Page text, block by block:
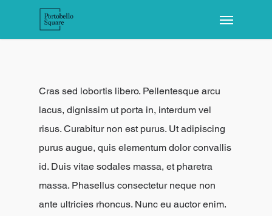
Cras sed lobortis libero. Pellentesque arcu
lacus, dignissim ut porta in, interdum vel
risus. Curabitur non est purus. Ut adipiscing
purus augue, quis elementum dolor convallis
id. Duis vitae sodales massa, et pharetra
massa. Phasellus consectetur neque non
ante ultricies rhoncus. Nunc eu auctor enim.